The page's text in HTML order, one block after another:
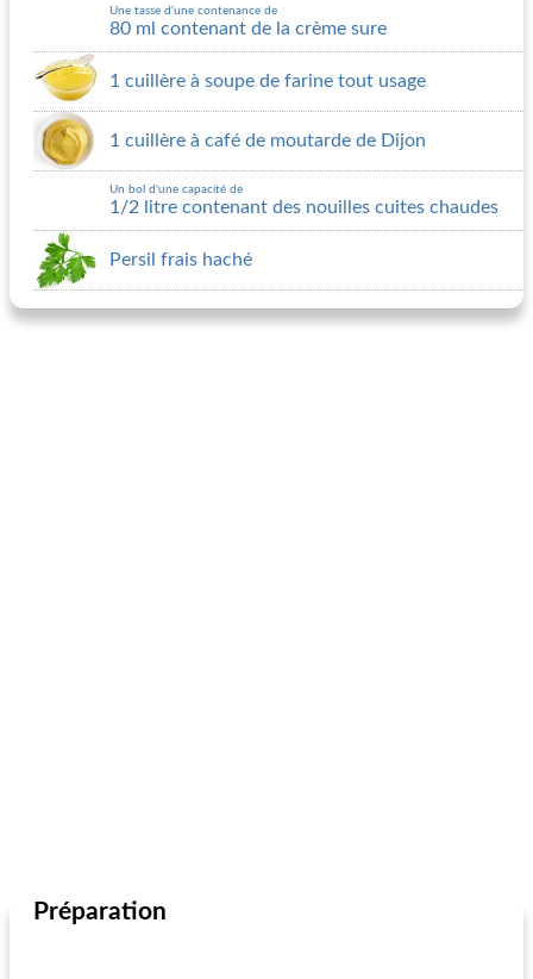
Une tasse d'une contenance de
80 ml contenant de la crème sure
1 cuillère à soupe de farine tout usage
1 cuillère à café de moutarde de Dijon
Un bol d'une capacité de
1/2 litre contenant des nouilles cuites chaudes
Persil frais haché
Préparation